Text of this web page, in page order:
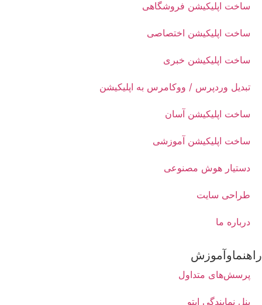
ساخت اپلیکیشن فروشگاهی
ساخت اپلیکیشن اختصاصی
ساخت اپلیکیشن خبری
تبدیل وردپرس / ووکامرس به اپلیکیشن
ساخت اپلیکیشن آسان
ساخت اپلیکیشن آموزشی
دستیار هوش مصنوعی
طراحی سایت
درباره ما
راهنماوآموزش
پرسش‌های متداول
پنل نمایندگی اپتو